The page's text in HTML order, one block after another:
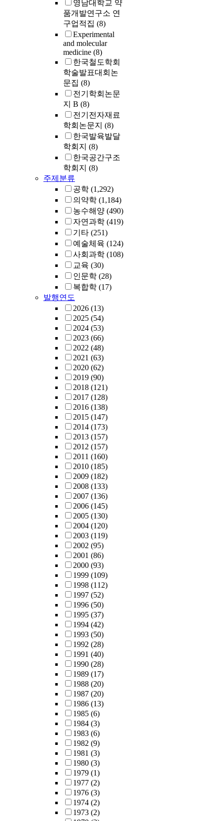
영남대학교 약
품개발연구소 연
구업적집 (8)
Experimental
and molecular
medicine (8)
한국철도학회
학술발표대회논
문집 (8)
전기학회논문
지 B (8)
전기전자재료
학회논문지 (8)
한국발육발달
학회지 (8)
한국공간구조
학회지 (8)
주제분류
공학 (1,292)
의약학 (1,184)
농수해양 (490)
자연과학 (419)
기타 (251)
예술체육 (124)
사회과학 (108)
교육 (30)
인문학 (28)
복합학 (17)
발행연도
2026 (13)
2025 (54)
2024 (53)
2023 (66)
2022 (48)
2021 (63)
2020 (62)
2019 (90)
2018 (121)
2017 (128)
2016 (138)
2015 (147)
2014 (173)
2013 (157)
2012 (157)
2011 (160)
2010 (185)
2009 (182)
2008 (133)
2007 (136)
2006 (145)
2005 (130)
2004 (120)
2003 (119)
2002 (95)
2001 (86)
2000 (93)
1999 (109)
1998 (112)
1997 (52)
1996 (50)
1995 (37)
1994 (42)
1993 (50)
1992 (28)
1991 (40)
1990 (28)
1989 (17)
1988 (20)
1987 (20)
1986 (13)
1985 (6)
1984 (3)
1983 (6)
1982 (9)
1981 (3)
1980 (3)
1979 (1)
1977 (2)
1976 (3)
1974 (2)
1973 (2)